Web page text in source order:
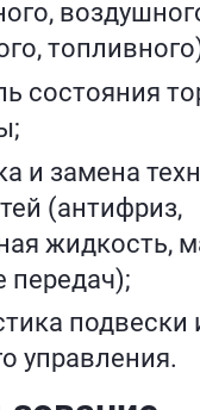
состояния
и замена
(антифриз,
жидкость,
передач);
подвески
управления.